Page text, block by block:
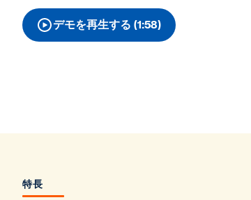
デモを再生する (1:58)
特長